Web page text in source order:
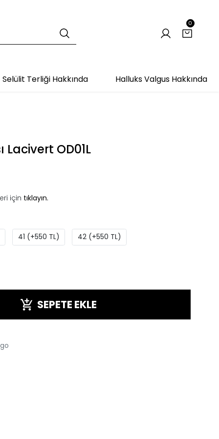
0
Selülit Terliği Hakkında Halluks Valgus Hakkında
OD01L
için tıklayın.
41 (+550 TL) 42 (+550 TL)
SEPETE EKLE